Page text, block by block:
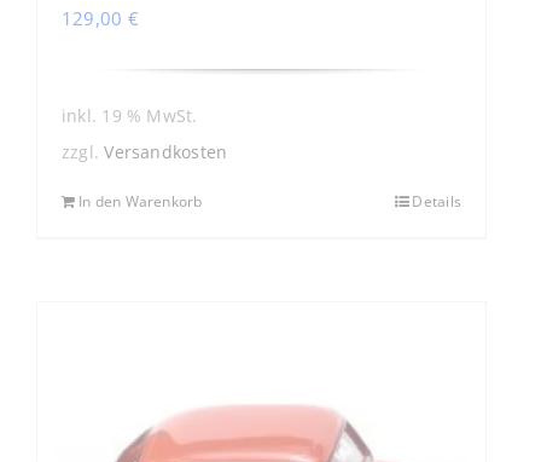
129,00 €
inkl. 19 % MwSt.
zzgl.Versandkosten
In den Warenkorb Details